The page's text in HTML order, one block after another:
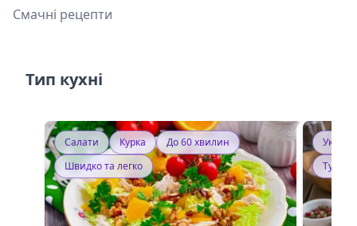
Смачні рецепти
Тип кухні
Салати Курка
До 60 хвилин
Швидко та легко